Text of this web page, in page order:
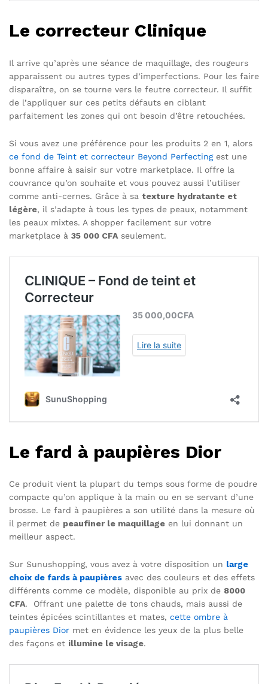
Le correcteur Clinique
Il arrive qu’après une séance de maquillage, des rougeurs
apparaissent ou autres types d’imperfections. Pour les faire
disparaître, on se tourne vers le feutre correcteur. Il suffit
de l’appliquer sur ces petits défauts en ciblant
parfaitement les zones qui ont besoin d’être retouchées.
Si vous avez une préférence pour les produits 2 en 1, alors
ce fond de Teint et correcteur Beyond Perfectingest une
bonne affaire à saisir sur votre marketplace. Il offre la
couvrance qu’on souhaite et vous pouvez aussi l’utiliser
comme anti-cernes. Grâce à sa texture hydratante et
légère, il s’adapte à tous les types de peaux, notamment
les peaux mixtes. A shopper facilement sur votre
marketplace à 35 000 CFA seulement.
Le fard à paupières Dior
Ce produit vient la plupart du temps sous forme de poudre
compacte qu’on applique à la main ou en se servant d’une
brosse. Le fard à paupières a son utilité dans la mesure où
il permet de peaufiner le maquillage en lui donnant un
meilleur aspect.
Sur Sunushopping, vous avez à votre disposition un large
choix de fards à paupières avec des couleurs et des effets
différents comme ce modèle, disponible au prix de 8000
CFA. Offrant une palette de tons chauds, mais aussi de
teintes épicées scintillantes et mates, cette ombre à
paupières Dior met en évidence les yeux de la plus belle
des façons et illumine le visage.